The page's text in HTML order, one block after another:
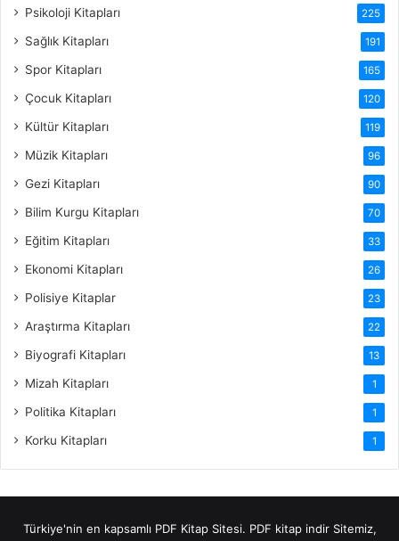
Psikoloji Kitapları 225
Sağlık Kitapları 191
Spor Kitapları 165
Çocuk Kitapları 120
Kültür Kitapları 119
Müzik Kitapları 96
Gezi Kitapları 90
Bilim Kurgu Kitapları 70
Eğitim Kitapları 33
Ekonomi Kitapları 26
Polisiye Kitaplar 23
Araştırma Kitapları 22
Biyografi Kitapları 13
Mizah Kitapları 1
Politika Kitapları 1
Korku Kitapları 1
Türkiye'nin en kapsamlı PDF Kitap Sitesi. PDF kitap indirSitemiz,